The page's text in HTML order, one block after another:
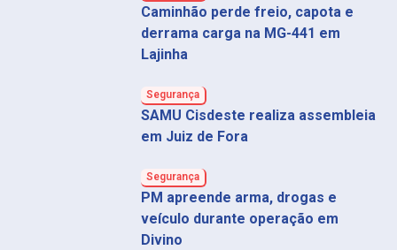
Caminhão perde freio, capota e
derrama carga na MG-441 em
Lajinha
Segurança
SAMU Cisdeste realiza assembleia
em Juiz de Fora
Segurança
PM apreende arma, drogas e
veículo durante operação em
Divino